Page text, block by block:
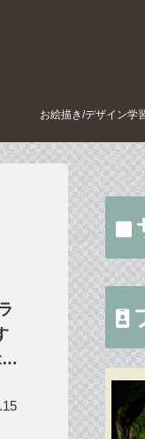
お絵描き/デザイン学